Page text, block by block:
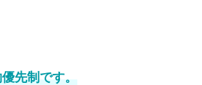
先制です。